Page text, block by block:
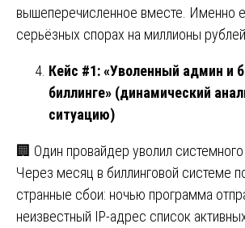
вышеперечисленное вместе. Именно
серьёзных спорах на миллионы рублей.
Кейс #1: «Уволенный админ и
биллинге» (динамический
ситуацию)
🏢 Один провайдер уволил
Через месяц в биллинговой системе
странные сбои: ночью программа
неизвестный IP-адрес список